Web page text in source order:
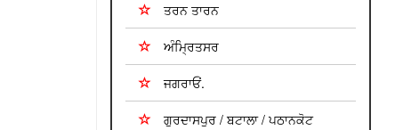
ਤਰਨ ਤਾਰਨ
ਅੰਮ੍ਰਿਤਸਰ
ਜਗਰਾਓਂ.
ਗੁਰਦਾਸਪੁਰ / ਬਟਾਲਾ / ਪਠਾਨਕੋਟ